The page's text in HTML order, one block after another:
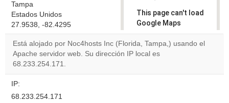
Tampa
Estados Unidos
27.9538, -82.4295
This page can't load
Google Maps
correctly.
Do you
Está alojado por Noc4hosts Inc (Florida, Tampa,) usando el
Apache servidor web. Su dirección IP local es
68.233.254.171.
IP:
68.233.254.171